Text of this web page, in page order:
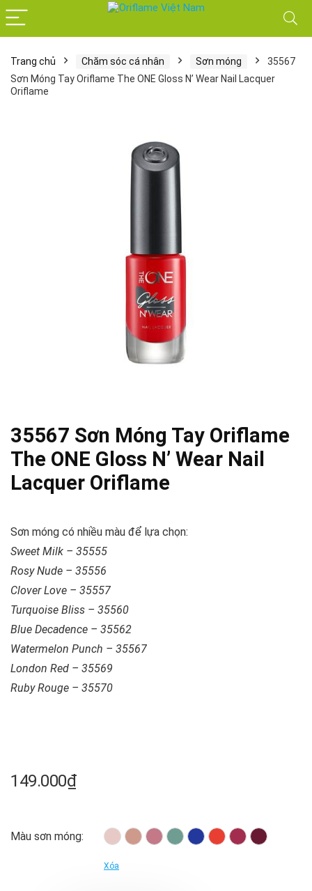
Trang chủ Chăm sóc cá nhân Sơn móng
35567
Sơn Móng Tay Oriflame The ONE Gloss N’ Wear Nail Lacquer
Oriflame
35567 Sơn Móng Tay Oriflame
The ONE Gloss N’ Wear Nail
Lacquer Oriflame
Sơn móng có nhiều màu để lựa chọn:
Sweet Milk – 35555
Rosy Nude – 35556
Clover Love – 35557
Turquoise Bliss – 35560
Blue Decadence – 35562
Watermelon Punch – 35567
London Red – 35569
Ruby Rouge – 35570
149.000₫
Màu sơn móng:
Xóa